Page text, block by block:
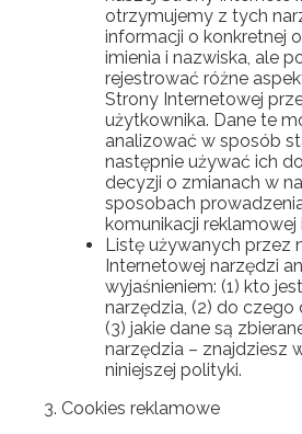
otrzymujemy z tych
informacji o konkretnej
imienia i nazwiska, ale
rejestrować różne
Strony Internetowej
użytkownika. Dane te
analizować w sposób
następnie używać ich
decyzji o zmianach w
sposobach
komunikacji reklamowej
Listę używanych przez
Internetowej narzędzi
wyjaśnieniem: (1) kto
narzędzia, (2) do czego
(3) jakie dane są
narzędzia – znajdziesz
niniejszej polityki.
Cookies reklamowe